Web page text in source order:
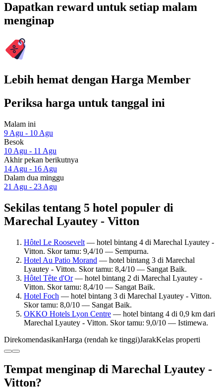
Dapatkan reward untuk setiap malam
menginap
Lebih hemat dengan Harga Member
Periksa harga untuk tanggal ini
Malam ini
9 Agu - 10 Agu
Besok
10 Agu - 11 Agu
Akhir pekan berikutnya
14 Agu - 16 Agu
Dalam dua minggu
21 Agu - 23 Agu
Sekilas tentang 5 hotel populer di
Marechal Lyautey - Vitton
Hôtel Le Roosevelt — hotel bintang 4 di Marechal Lyautey -
Vitton. Skor tamu: 9,4/10 — Sempurna.
Hotel Au Patio Morand — hotel bintang 3 di Marechal
Lyautey - Vitton. Skor tamu: 8,4/10 — Sangat Baik.
Hôtel Tête d'Or— hotel bintang 2 di Marechal Lyautey -
Vitton. Skor tamu: 8,4/10 — Sangat Baik.
Hotel Foch — hotel bintang 3 di Marechal Lyautey - Vitton.
Skor tamu: 8,0/10 — Sangat Baik.
OKKO Hotels Lyon Centre — hotel bintang 4 di 0,9 km dari
Marechal Lyautey - Vitton. Skor tamu: 9,0/10 — Istimewa.
DirekomendasikanHarga (rendah ke tinggi)JarakKelas properti
Tempat menginap di Marechal Lyautey -
Vitton?